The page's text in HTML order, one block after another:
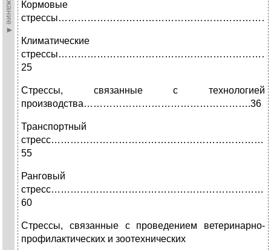
Кормовые
Климатические
25
Стрессы, связанные с технологией
производства…………………………………………….36
Транспортный
55
Ранговый
60
Стрессы, связанные с проведением ветеринарно-
профилактических и зоотехнических